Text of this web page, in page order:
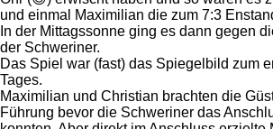
und einmal Maximilian die zum 7:3
In der Mittagssonne ging es dann gegen
der Schweriner.
Das Spiel war (fast) das Spiegelbild zum
Tages.
Maximilian und Christian brachten die
Führung bevor die Schweriner das